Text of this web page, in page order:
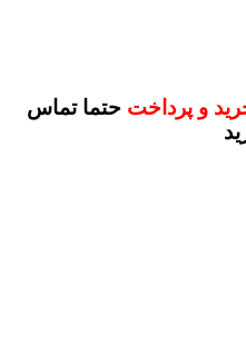
و پرداختحتما تماس